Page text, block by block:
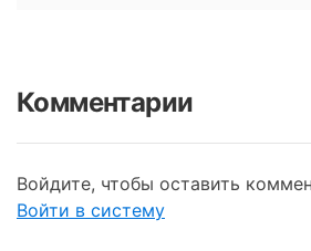
Комментарии
Войдите, чтобы оставить
Войти в систему